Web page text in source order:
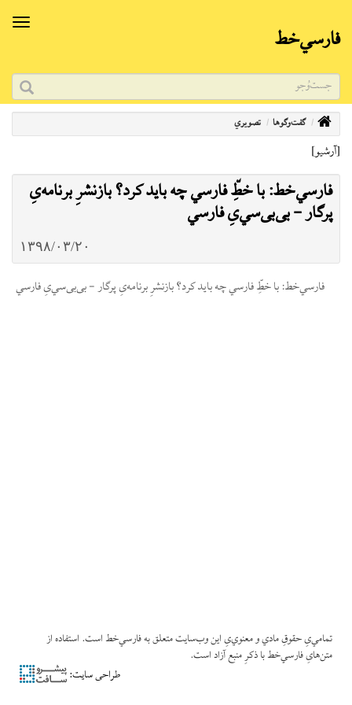
فارسي‌خط
گفت‌وگوها تصویري
[آرشیو]
فارسي‌خط: با خطِ‌ّ فارسي چه باید کرد؟ بازنشرِ برنامه‌یِ
پرگار - بی‌بی‌سي‌یِ فارسي
۱۳۹۸/۰۳/۲۰
فارسي‌خط: با خطِ‌ّ فارسي چه باید کرد؟ بازنشرِ برنامه‌یِ پرگار - بی‌بی‌سي‌یِ فارسي
تمامي‌یِ حقوقِ مادي و معنوي‌یِ این وب‌سایت متعلق به فارسي‌خط است. استفاده از
متن‌هایِ فارسي‌خط با ذکرِ منبع آزاد است.
طراحی سایت: